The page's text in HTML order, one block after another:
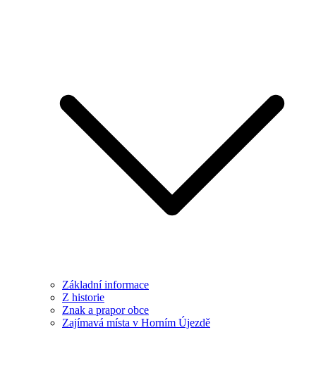
Základní informace
Z historie
Znak a prapor obce
Zajímavá místa v Horním Újezdě